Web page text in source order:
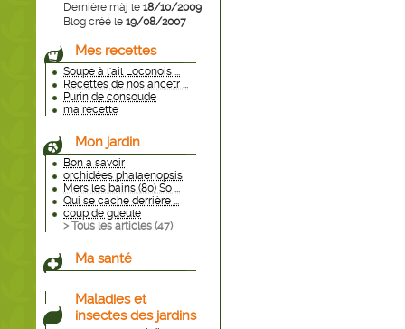
Dernière màj le 18/10/2009
Blog créé le 19/08/2007
Mes recettes
Soupe à l'ail Loconois ...
Recettes de nos ancêtr ...
Purin de consoude
ma recette
Mon jardin
Bon a savoir
orchidées phalaenopsis
Mers les bains (80) So ...
Qui se cache derrière ...
coup de gueule
> Tous les articles (47)
Ma santé
Maladies et
insectes des jardins